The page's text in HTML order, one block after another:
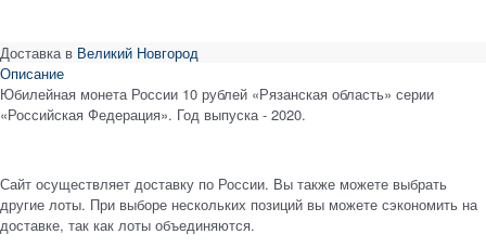
Доставка в Великий Новгород
Описание
Юбилейная монета России 10 рублей «Рязанская область» серии
«Российская Федерация». Год выпуска - 2020.
Сайт осуществляет доставку по России. Вы также можете выбрать
другие лоты. При выборе нескольких позиций вы можете сэкономить на
доставке, так как лоты объединяются.